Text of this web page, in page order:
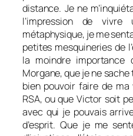
distance. Je ne
l’impression de vivre
métaphysique, je me
petites mesquineries de
la moindre importance
Morgane, que je ne
bien pouvoir faire de
RSA, ou que Victor soit
avec qui je pouvais
d’esprit. Que je me